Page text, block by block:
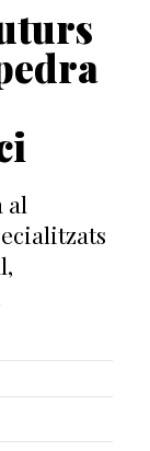
al